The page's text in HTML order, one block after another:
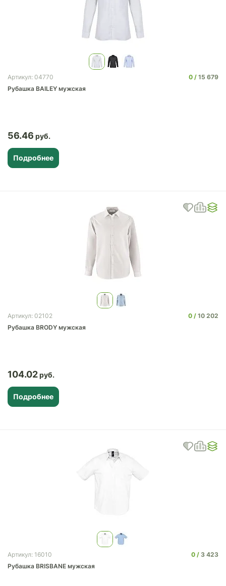
Артикул: 04770 0
15 679
Рубашка BAILEY мужская
56.46
Подробнее
Артикул: 02102 0
10 202
Рубашка BRODY мужская
104.02
Подробнее
Артикул: 16010 0
3 423
Рубашка BRISBANE мужская